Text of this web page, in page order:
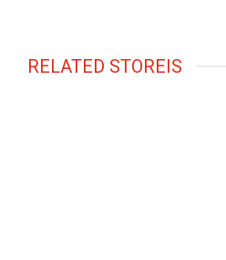
RELATED STOREIS